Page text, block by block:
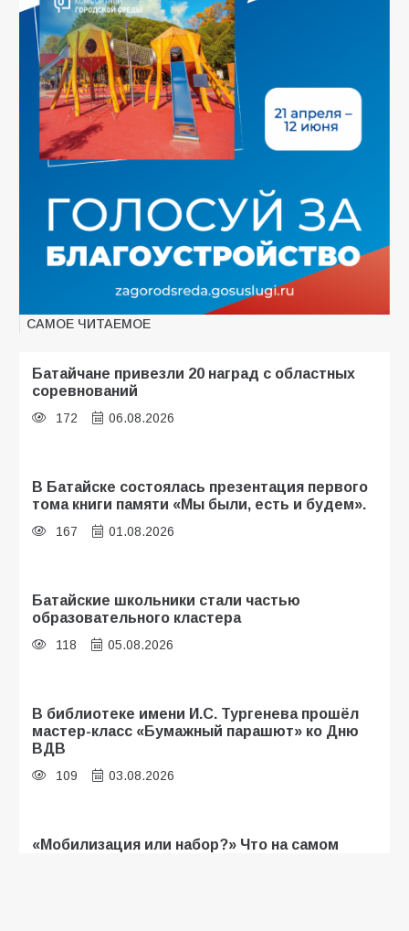
САМОЕ ЧИТАЕМОЕ
Батайчане привезли 20 наград с областных
соревнований
172 06.08.2026
В Батайске состоялась презентация первого
тома книги памяти «Мы были, есть и будем».
167 01.08.2026
Батайские школьники стали частью
образовательного кластера
118 05.08.2026
В библиотеке имени И.С. Тургенева прошёл
мастер-класс «Бумажный парашют» ко Дню
ВДВ
109 03.08.2026
«Мобилизация или набор?» Что на самом